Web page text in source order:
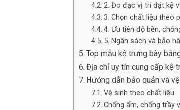
2. Đo đạc vị trí đặt kệ
3. Chọn chất liệu theo
4. Ưu tiên độ bền,
5. Ngân sách và bảo
Top mẫu kệ trưng bày
Địa chỉ uy tín cung cấp kệ
Hướng dẫn bảo quản và
Vệ sinh theo chất liệu
Chống ẩm, chống trầy